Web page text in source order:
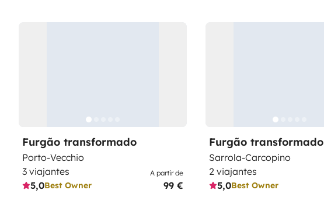
Furgão transformado
Porto-Vecchio
3 viajantes
5,0Best Owner
A partir de
99 €
Furgão transformado
Sarrola-Carcopino
2 viajantes
5,0Best Owner